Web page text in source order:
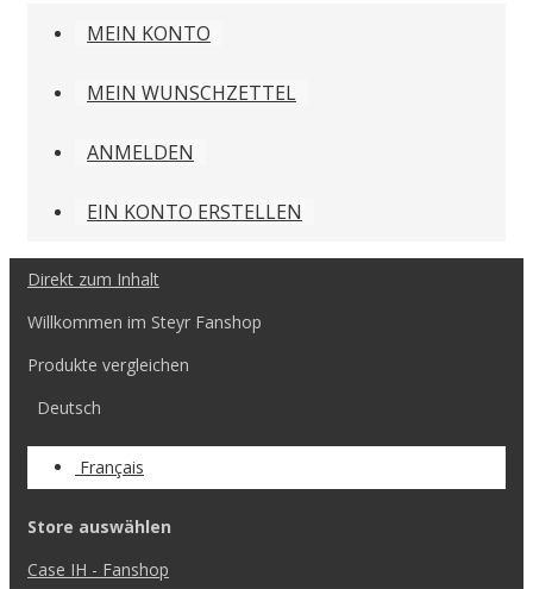
MEIN KONTO
MEIN WUNSCHZETTEL
ANMELDEN
EIN KONTO ERSTELLEN
Direkt zum Inhalt
Willkommen im Steyr Fanshop
Produkte vergleichen
Deutsch
Français
Store auswählen
Case IH - Fanshop